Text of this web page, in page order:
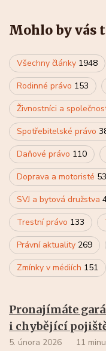
Mohlo by vás
Všechny články 1948
Rodinné právo 153
Živnostníci a
Spotřebitelské právo
Daňové právo 110
Doprava a motoristé 53
SVJ a bytová družstva
Trestní právo 133
Právní aktuality 269
Zmínky v médiích 151
Pronajímáte
i chybějící
5. února 2026 11